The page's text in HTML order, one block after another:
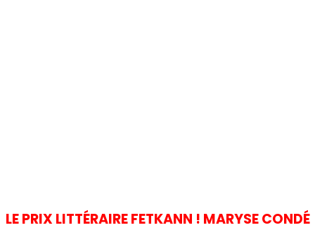
LE PRIX LITTÉRAIRE FETKANN ! MARYSE CONDÉ